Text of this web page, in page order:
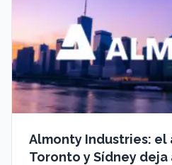
Almonty Industries:
Toronto y Sídney deja